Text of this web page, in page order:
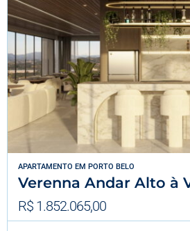
APARTAMENTO EM PORTO BELO
Verenna Andar Alto à
R$ 1.852.065,00